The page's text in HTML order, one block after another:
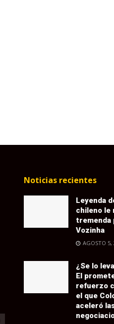
Noticias recientes
Leyenda
chileno le
tremenda
Vozinha
AGOSTO 5,
¿Se lo
El
refuerzo
el que
aceleró